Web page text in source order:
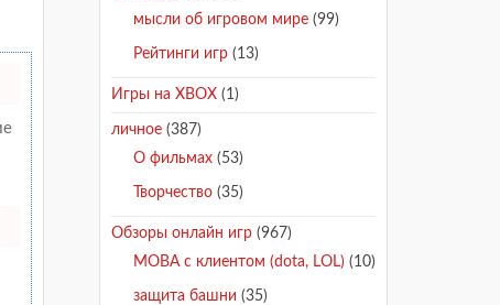
мысли об игровом мире(99)
Рейтинги игр(13)
Игры на XBOX(1)
личное(387)
О фильмах(53)
Творчество(35)
Обзоры онлайн игр(967)
MOBA с клиентом (dota, LOL) (10)
защита башни (35)